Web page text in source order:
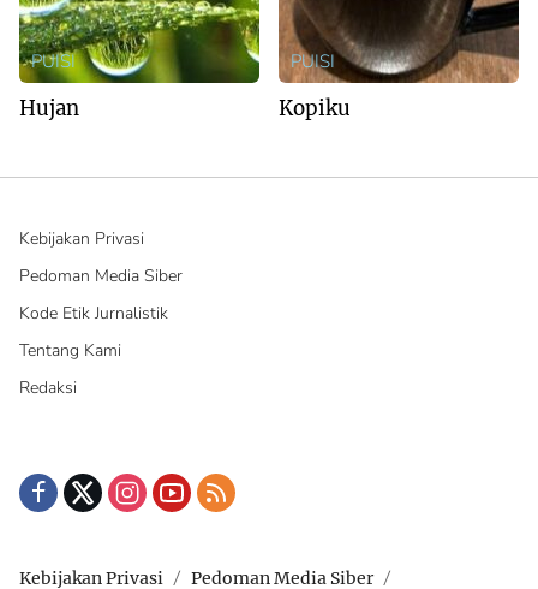
PUISI
Hujan
PUISI
Kopiku
Kebijakan Privasi
Pedoman Media Siber
Kode Etik Jurnalistik
Tentang Kami
Redaksi
Kebijakan Privasi Pedoman Media Siber